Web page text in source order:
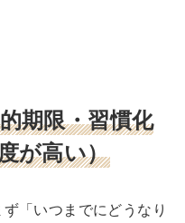
期限・習慣化
が高い）
「いつまでにどうなり